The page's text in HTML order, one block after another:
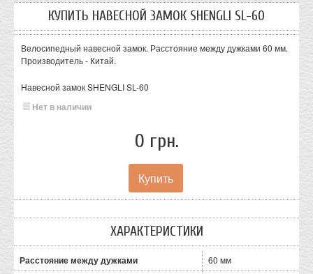
КУПИТЬ НАВЕСНОЙ ЗАМОК SHENGLI SL-60
Велосипедный навесной замок. Расстояние между дужками 60 мм.
Производитель - Китай.
Навесной замок SHENGLI SL-60
Нет в наличии
0 грн.
ХАРАКТЕРИСТИКИ
Расстояние между дужками 60 мм